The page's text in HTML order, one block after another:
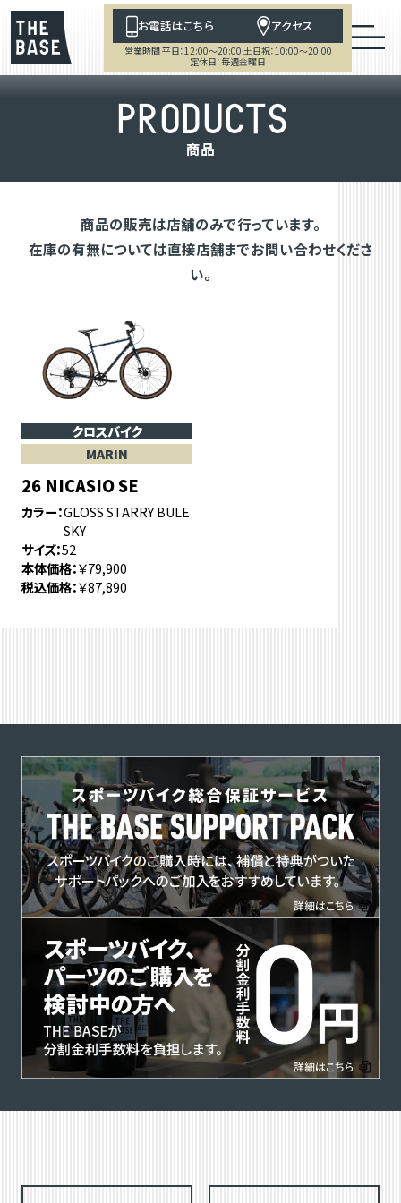
お電話はこちら アクセス
営業時間 平日：12:00～20:00 土日祝：10:00～20:00
定休日：毎週金曜日
PRODUCTS
商品
商品の販売は店舗のみで行っています。
在庫の有無については直接店舗までお問い合わせくださ
い。
クロスバイク
MARIN
26 NICASIO SE
カラー GLOSS STARRY BULE
SKY
サイズ 52
本体価格 ￥79,900
税込価格 ￥87,890